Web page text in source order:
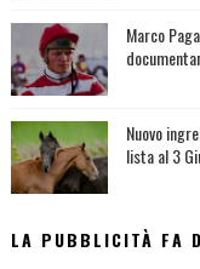
Marco
Nuovo
lista al 3
LA PUBBLICITÀ FA